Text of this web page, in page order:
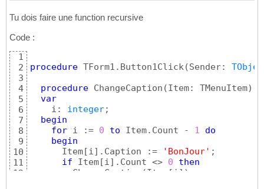
Tu dois faire une function recursive
Code :
1
2
3
4
5
6
7
8
9
10
11
12
procedure TForm1.Button1Click(Sender:
procedure ChangeCaption (Item: TMenuItem)
var
    i:
integer;
begin
for i := 0 to Item.Count - 1
do
begin
      Item
[i] .Caption := 'BonJour' ;
if Item [i] .Count <> 0
then
        ChangeCaption
(Item [ i ] )